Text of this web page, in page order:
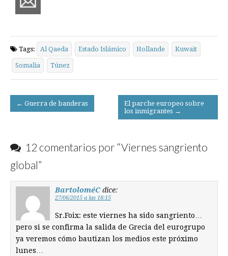
Tags: Al Qaeda Estado Islámico Hollande Kuwait
Somalia Túnez
Post
navigation
← Guerra de banderas
El parche europeo sobre
los inmigrantes →
12 comentarios por “Viernes sangriento
global”
BartoloméC dice:
27/06/2015 a las 18:15
Sr.Foix: este viernes ha sido sangriento…
pero si se confirma la salida de Grecia del eurogrupo
ya veremos cómo bautizan los medios este próximo
lunes…